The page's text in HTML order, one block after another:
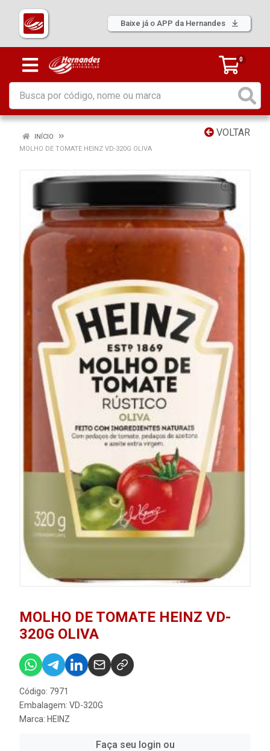
Baixe já o APP da Hernandes
0
VOLTAR
INÍCIO
MOLHO DE TOMATE HEINZ VD-320G OLIVA
MOLHO DE TOMATE HEINZ VD-
320G OLIVA
Código: 7971
Embalagem: VD-320G
Marca: HEINZ
Faça seu login ou